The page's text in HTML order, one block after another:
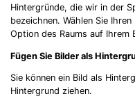
Hintergründe, die wir in der
bezeichnen. Wählen Sie
Option des Raums auf Ihrem
Fügen Sie Bilder als
Sie können ein Bild als
Hintergrund ziehen.